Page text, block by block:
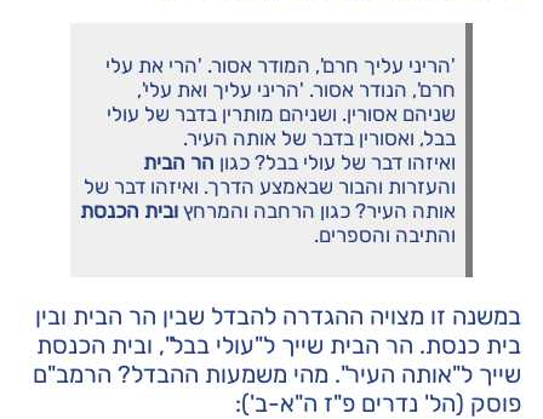
'הריני עליך חרם', המודר אסור. 'הרי את עלי
חרם', הנודר אסור. 'הריני עליך ואת עלי',
שניהם אסורין. ושניהם מותרין בדבר של עולי
בבל, ואסורין בדבר של אותה העיר.
ואיזהו דבר של עולי בבל? כגון הר הבית
והעזרות והבור שבאמצע הדרך. ואיזהו דבר של
אותה העיר? כגון הרחבה והמרחץ ובית הכנסת
והתיבה והספרים.
במשנה זו מצויה ההגדרה להבדל שבין הר הבית ובין
בית כנסת. הר הבית שייך ל"עולי בבל", ובית הכנסת
שייך ל"אותה העיר". מהי משמעות ההבדל? הרמב"ם
פוסק (הל' נדרים פ"ז ה"א-ב'):